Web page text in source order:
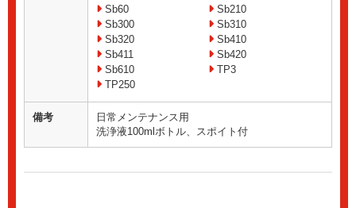
Sb60
Sb210
Sb300
Sb310
Sb320
Sb410
Sb411
Sb420
Sb610
TP3
TP250
備考
日常メンテナンス用
洗浄液100mlボトル、スポイト付